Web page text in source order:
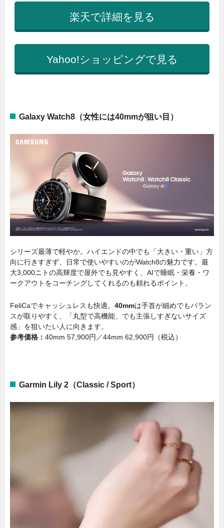
楽天で詳細を見る
Yahoo!ショッピングで見る
Galaxy Watch8（女性には40mmが狙い目）
シリーズ最薄で軽やか。ハイエンドの中でも「大きい・重い」方
向に行きすぎず、日常で使いやすいのがWatch8の魅力です。最
大3,000ニトの高輝度で屋外でも見やすく、AIで睡眠・栄養・ワ
ークアウトをコーチングしてくれるのも頼れるポイント。
FeliCaでキャッシュレスも快適。 40mmは手首が細めでもバラン
スが取りやすく、「丸型で高機能、でも主張しすぎないサイズ
感」を狙いたい人に向きます。
参考価格： 40mm 57,900円／44mm 62,900円（税込）
Garmin Lily 2（Classic / Sport）